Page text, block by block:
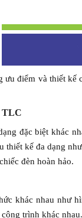
ưu điểm và thiết kế
TLC
đặc biệt khác
thiết kế đa dạng
đèn hoàn hảo.
khác nhau như
trình khác nhau.